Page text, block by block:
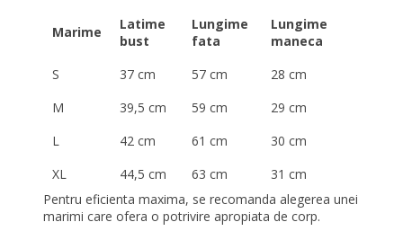
Marime
Latime
bust
Lungime
fata
Lungime
maneca
S
37 cm 57 cm
28 cm
M
39,5 cm 59 cm
29 cm
L
42 cm 61 cm
30 cm
XL
44,5 cm 63 cm
31 cm
Pentru eficienta maxima, se recomanda alegerea unei
marimi care ofera o potrivire apropiata de corp.